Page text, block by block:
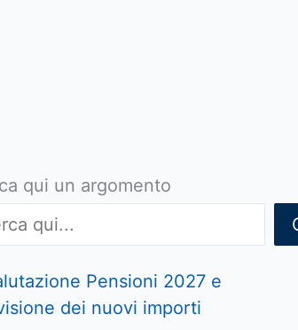
qui un argomento
Pensioni 2027 e
dei nuovi importi